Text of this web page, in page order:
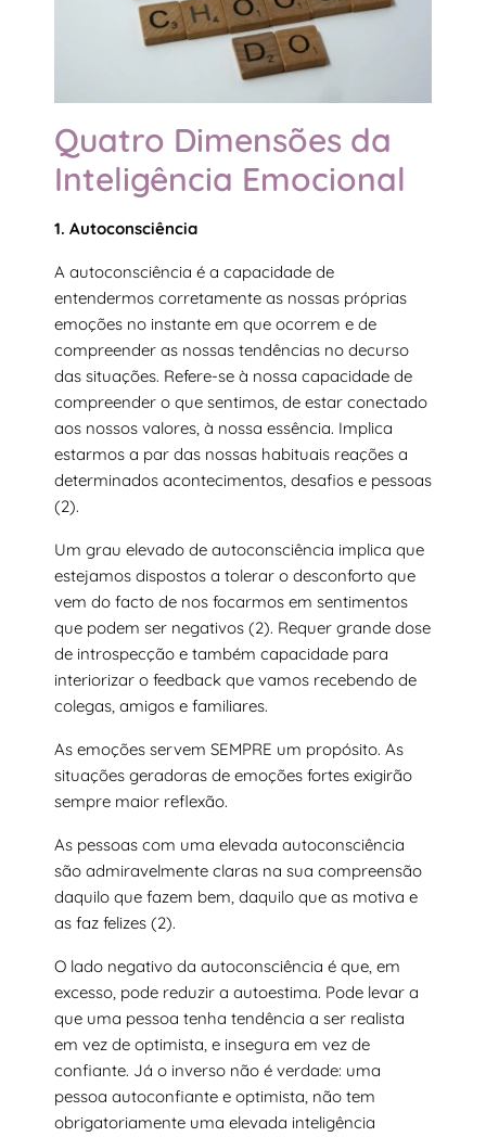
Quatro Dimensões da
Inteligência Emocional
1. Autoconsciência
A autoconsciência é a capacidade de
entendermos corretamente as nossas próprias
emoções no instante em que ocorrem e de
compreender as nossas tendências no decurso
das situações. Refere-se à nossa capacidade de
compreender o que sentimos, de estar conectado
aos nossos valores, à nossa essência. Implica
estarmos a par das nossas habituais reações a
determinados acontecimentos, desafios e pessoas
(2).
Um grau elevado de autoconsciência implica que
estejamos dispostos a tolerar o desconforto que
vem do facto de nos focarmos em sentimentos
que podem ser negativos (2). Requer grande dose
de introspecção e também capacidade para
interiorizar o feedback que vamos recebendo de
colegas, amigos e familiares.
As emoções servem SEMPRE um propósito. As
situações geradoras de emoções fortes exigirão
sempre maior reflexão.
As pessoas com uma elevada autoconsciência
são admiravelmente claras na sua compreensão
daquilo que fazem bem, daquilo que as motiva e
as faz felizes (2).
O lado negativo da autoconsciência é que, em
excesso, pode reduzir a autoestima. Pode levar a
que uma pessoa tenha tendência a ser realista
em vez de optimista, e insegura em vez de
confiante. Já o inverso não é verdade: uma
pessoa autoconfiante e optimista, não tem
obrigatoriamente uma elevada inteligência